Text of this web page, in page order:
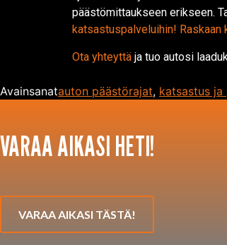
päästömittaukseen erikseen.
katsastuspalveluihin!
Ota yhteyttä ja tuo autosi
Avainsanatauton päästörajat, katsastus
VARAA AIKASI HETI!
VARAA AIKASI TÄSTÄ!